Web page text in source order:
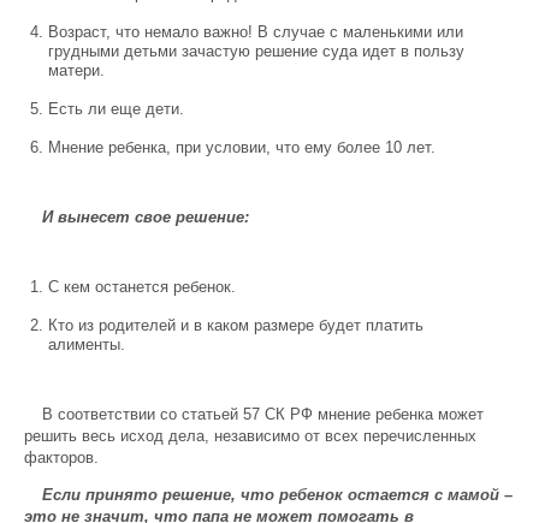
Возраст, что немало важно! В случае с маленькими или
грудными детьми зачастую решение суда идет в пользу
матери.
Есть ли еще дети.
Мнение ребенка, при условии, что ему более 10 лет.
И вынесет свое решение:
С кем останется ребенок.
Кто из родителей и в каком размере будет платить
алименты.
В соответствии со статьей 57 СК РФ мнение ребенка может
решить весь исход дела, независимо от всех перечисленных
факторов.
Если принято решение, что ребенок остается с мамой –
это не значит, что папа не может помогать в